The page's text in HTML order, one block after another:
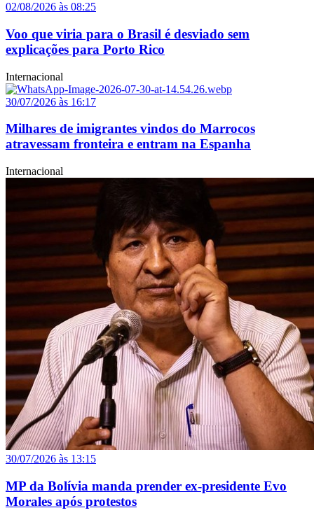
02/08/2026 às 08:25
Voo que viria para o Brasil é desviado sem
explicações para Porto Rico
Internacional
30/07/2026 às 16:17
Milhares de imigrantes vindos do Marrocos
atravessam fronteira e entram na Espanha
Internacional
30/07/2026 às 13:15
MP da Bolívia manda prender ex-presidente Evo
Morales após protestos